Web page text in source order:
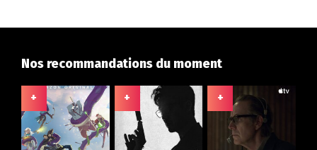
Nos recommandations du moment
+ + +